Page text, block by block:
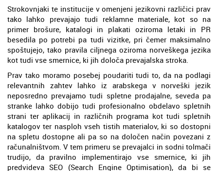
Strokovnjaki te institucije v omenjeni jezikovni različici prav
tako lahko prevajajo tudi reklamne materiale, kot so na
primer brošure, katalogi in plakati oziroma letaki in PR
besedila po potrebi pa tudi vizitke, pri čemer maksimalno
spoštujejo, tako pravila ciljnega oziroma norveškega jezika
kot tudi vse smernice, ki jih določa prevajalska stroka.
Prav tako moramo posebej poudariti tudi to, da na podlagi
relevantnih zahtev lahko iz arabskega v norveški jezik
neposredno prevajamo tudi spletne prodajalne, seveda pa
stranke lahko dobijo tudi profesionalno obdelavo spletnih
strani ter aplikacij in različnih programa kot tudi spletnih
katalogov ter nasploh vseh tistih materialov, ki so dostopni
na spletu dostopne ali pa so na določen način povezani z
računalništvom. V tem primeru se prevajalci in sodni tolmači
trudijo, da pravilno implementirajo vse smernice, ki jih
predvideva SEO (Search Engine Optimisation), da bi se